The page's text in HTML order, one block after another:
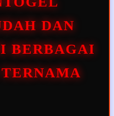
DAN
BERBAGAI